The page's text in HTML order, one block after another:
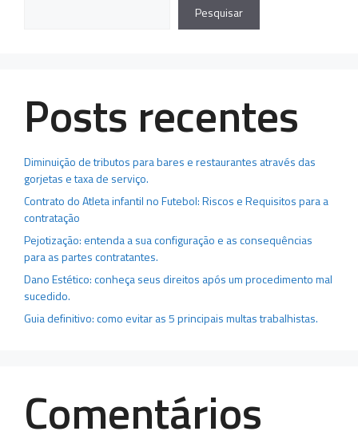
Pesquisar
Posts recentes
Diminuição de tributos para bares e restaurantes através das
gorjetas e taxa de serviço.
Contrato do Atleta infantil no Futebol: Riscos e Requisitos para a
contratação
Pejotização: entenda a sua configuração e as consequências
para as partes contratantes.
Dano Estético: conheça seus direitos após um procedimento mal
sucedido.
Guia definitivo: como evitar as 5 principais multas trabalhistas.
Comentários